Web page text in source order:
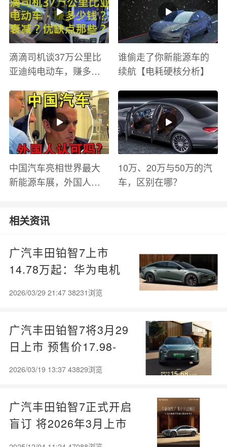
滴滴司机谈37万公里比
亚迪纯电动车，赚多少
有哪些？
谁偷走了你新能源车的
续航【电耗硬核分析】
中国汽车亮相世界最大
新能源车展，外国人怎
10万、20万与50万的汽
车，区别在哪？
相关资讯
广汽丰田铂智7上市
14.78万起：华为电机
+鸿蒙座舱+710km续
2026/03/29 21:47 38231浏览
广汽丰田铂智7将3月29
日上市 预售价17.98-
23.98万
2026/03/19 13:37 43829浏览
广汽丰田铂智7正式开启
盲订 将2026年3月上市